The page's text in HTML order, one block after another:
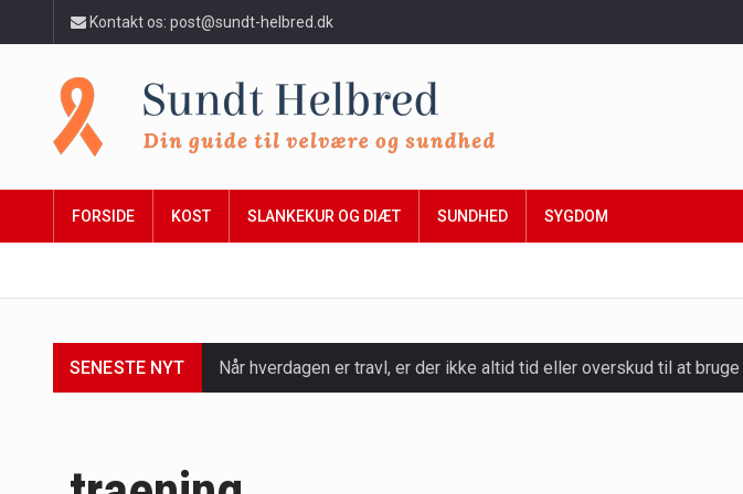
Kontakt os: post@sundt-helbred.dk
FORSIDE KOST SLANKEKUR OG DIÆT SUNDHED SYGDOM
SENESTE NYT Når hverdagen er travl, er der ikke altid tid eller overskud til at
Mælkesyrebakterier er små, men utroligt kraftfulde